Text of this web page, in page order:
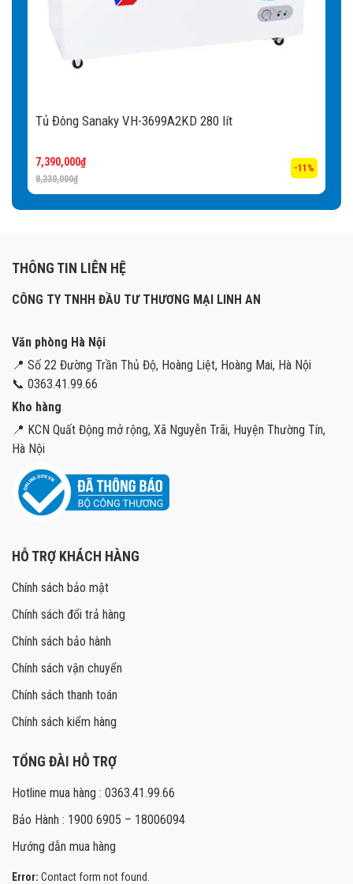
Tủ Đông Sanaky VH-3699A2KD 280 lít
8,330,000₫
7,390,000₫
-11%
THÔNG TIN LIÊN HỆ
CÔNG TY TNHH ĐẦU TƯ THƯƠNG MẠI LINH AN
Văn phòng Hà Nội
📍 Số 22 Đường Trần Thủ Độ, Hoàng Liệt, Hoàng Mai, Hà Nội
📞 0363.41.99.66
Kho hàng
📍 KCN Quất Động mở rộng, Xã Nguyễn Trãi, Huyện Thường Tín,
Hà Nội
HỖ TRỢ KHÁCH HÀNG
Chính sách bảo mật
Chính sách đổi trả hàng
Chính sách bảo hành
Chính sách vận chuyển
Chính sách thanh toán
Chính sách kiểm hàng
TỔNG ĐÀI HỖ TRỢ
Hotline mua hàng : 0363.41.99.66
Bảo Hành : 1900 6905 – 18006094
Hướng dẫn mua hàng
Error: Contact form not found.